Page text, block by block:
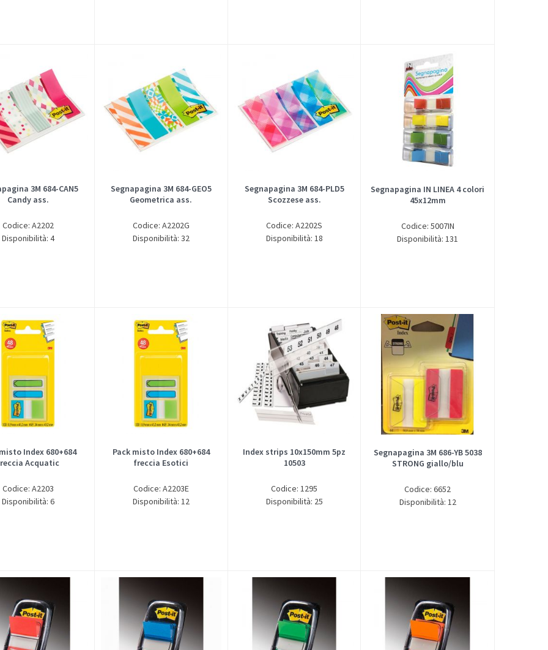
3M 684-CAN5
Candy ass.
Codice: A2202
Disponibilità: 4
Segnapagina 3M 684-GEO5
Geometrica ass.
Codice: A2202G
Disponibilità: 32
Segnapagina 3M 684-PLD5
Scozzese ass.
Codice: A2202S
Disponibilità: 18
Segnapagina IN LINEA 4 colori
45x12mm
Codice: 5007IN
Disponibilità: 131
Index 680+684
Acquatic
Codice: A2203
Disponibilità: 6
Pack misto Index 680+684
freccia Esotici
Codice: A2203E
Disponibilità: 12
Index strips 10x150mm 5pz
10503
Codice: 1295
Disponibilità: 25
Segnapagina 3M 686-YB 5038
STRONG giallo/blu
Codice: 6652
Disponibilità: 12